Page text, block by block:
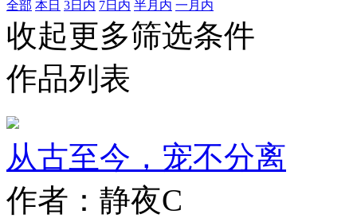
全部 本日 3日内 7日内 半月内 一月内
收起更多筛选条件
作品列表
从古至今，宠不分离
作者：静夜C